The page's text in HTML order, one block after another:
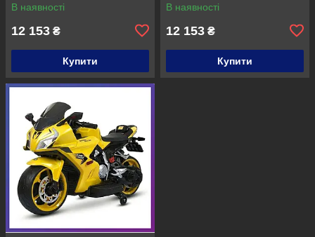
В наявності
12 153 ₴
Купити
В наявності
12 153 ₴
Купити